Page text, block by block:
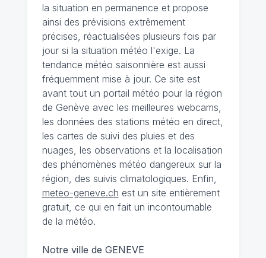
la situation en permanence et propose
ainsi des prévisions extrêmement
précises, réactualisées plusieurs fois par
jour si la situation météo l'exige. La
tendance météo saisonnière est aussi
fréquemment mise à jour. Ce site est
avant tout un portail météo pour la région
de Genève avec les meilleures webcams,
les données des stations météo en direct,
les cartes de suivi des pluies et des
nuages, les observations et la localisation
des phénomènes météo dangereux sur la
région, des suivis climatologiques. Enfin,
meteo-geneve.ch est un site entièrement
gratuit, ce qui en fait un incontournable
de la météo.
Notre ville de GENEVE